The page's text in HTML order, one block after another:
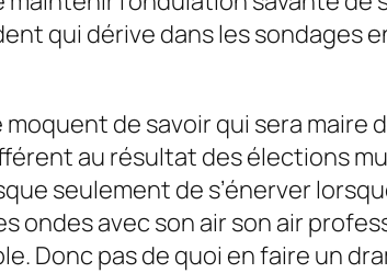
qui dérive dans les sondages
de savoir qui sera
au résultat des élections
seulement de s’énerver
ondes avec son air son air
Donc pas de quoi en faire un